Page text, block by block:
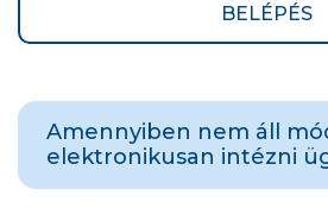
BELÉPÉS
Amennyiben nem áll
elektronikusan intézni